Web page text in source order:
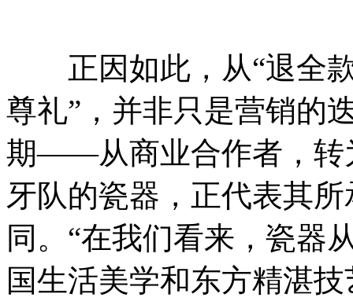
正因如此，从“退全款
尊礼”，并非只是营销的
期——从商业合作者，转
牙队的瓷器，正代表其
同。“在我们看来，瓷器
国生活美学和东方精湛